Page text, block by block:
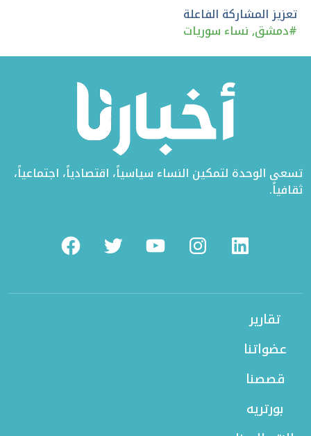
تويتر
إن
تعزيز المشاركة الفاعلة
#دمشق,نساء سوريات
تسعى الوحدة لتمكين النساء سياسياً، اقتصادياً، اجتماعياً،
ثقافياً.
FacebookTwitterYoutubeInstagramLinkedin
تقارير
عضواتنا
قصصنا
بورتريه